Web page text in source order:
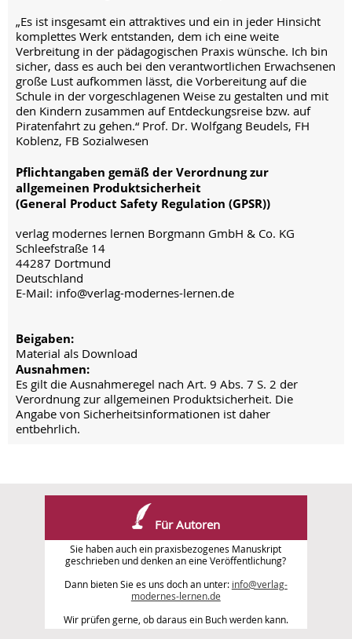
„Es ist insgesamt ein attraktives und ein in jeder Hinsicht
komplettes Werk entstanden, dem ich eine weite
Verbreitung in der pädagogischen Praxis wünsche. Ich bin
sicher, dass es auch bei den verantwortlichen Erwachsenen
große Lust aufkommen lässt, die Vorbereitung auf die
Schule in der vorgeschlagenen Weise zu gestalten und mit
den Kindern zusammen auf Entdeckungsreise bzw. auf
Piratenfahrt zu gehen.“ Prof. Dr. Wolfgang Beudels, FH
Koblenz, FB Sozialwesen
Pflichtangaben gemäß der Verordnung zur
allgemeinen Produktsicherheit
(General Product Safety Regulation (GPSR))
verlag modernes lernen Borgmann GmbH & Co. KG
Schleefstraße 14
44287 Dortmund
Deutschland
E-Mail: info@verlag-modernes-lernen.de
Beigaben:
Material als Download
Ausnahmen:
Es gilt die Ausnahmeregel nach Art. 9 Abs. 7 S. 2 der
Verordnung zur allgemeinen Produktsicherheit. Die
Angabe von Sicherheitsinformationen ist daher
entbehrlich.
Für Autoren
Sie haben auch ein praxisbezogenes Manuskript
geschrieben und denken an eine Veröffentlichung?
Dann bieten Sie es uns doch an unter: info@verlag-
modernes-lernen.de
Wir prüfen gerne, ob daraus ein Buch werden kann.